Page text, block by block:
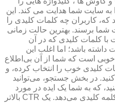
به سایت شما هدایت می کند. این
کاربران چه کلمات کلیدی را
شما برسند. بهترین حالت زمانی
با کلمات کلیدی که در آن
داشته باشد؛ اما اغلب این
است که شما از آن بی‌اطلاع
کلیدی خوب را انتخاب کرده، و
کنید. در بخش جستجو، می‌توانید
که به شما یک ایده در مورد
CTR (نرخ کلیک) برای این کلمه کلیدی می‌دهد. یک CTR بالاتر